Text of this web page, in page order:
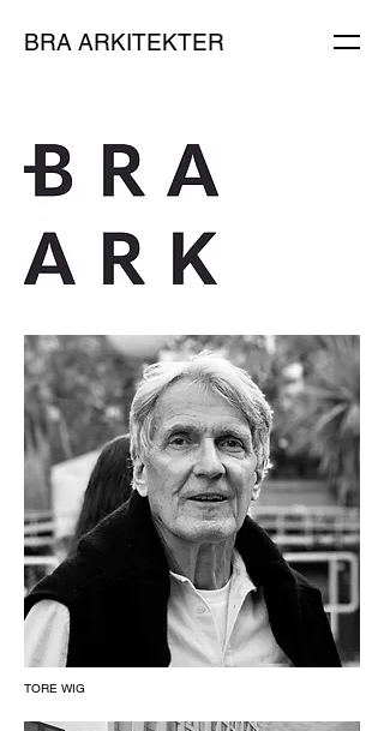
BRA ARKITEKTER
TORE WIG